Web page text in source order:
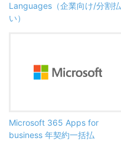
Languages（企業向け/分割払
い）
Microsoft 365 Apps for
business 年契約一括払